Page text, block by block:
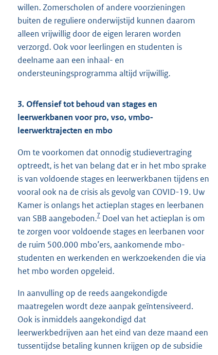
willen. Zomerscholen of andere voorzieningen
buiten de reguliere onderwijstijd kunnen daarom
alleen vrijwillig door de eigen leraren worden
verzorgd. Ook voor leerlingen en studenten is
deelname aan een inhaal- en
ondersteuningsprogramma altijd vrijwillig.
3. Offensief tot behoud van stages en
leerwerkbanen voor pro, vso, vmbo-
leerwerktrajecten en mbo
Om te voorkomen dat onnodig studievertraging
optreedt, is het van belang dat er in het mbo sprake
is van voldoende stages en leerwerkbanen tijdens en
vooral ook na de crisis als gevolg van COVID-19. Uw
Kamer is onlangs het actieplan stages en leerbanen
van SBB aangeboden.7 Doel van het actieplan is om
te zorgen voor voldoende stages en leerbanen voor
de ruim 500.000 mbo’ers, aankomende mbo-
studenten en werkenden en werkzoekenden die via
het mbo worden opgeleid.
In aanvulling op de reeds aangekondigde
maatregelen wordt deze aanpak geïntensiveerd.
Ook is inmiddels aangekondigd dat
leerwerkbedrijven aan het eind van deze maand een
tussentijdse betaling kunnen krijgen op de subsidie